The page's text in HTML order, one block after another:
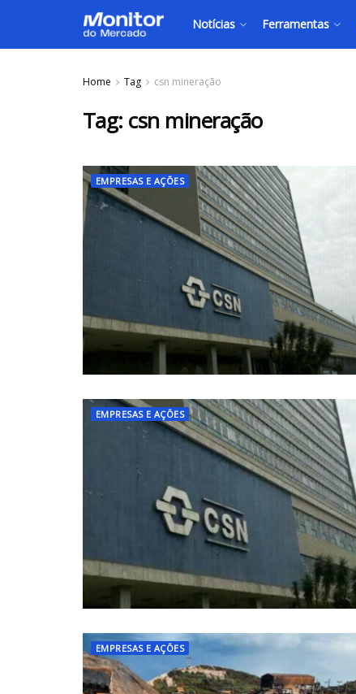
Notícias Ferramentas
Home Tag csn mineração
Tag: csn mineração
EMPRESAS E AÇÕES
EMPRESAS E AÇÕES
EMPRESAS E AÇÕES